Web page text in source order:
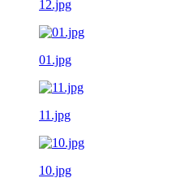
12.jpg
01.jpg
11.jpg
10.jpg